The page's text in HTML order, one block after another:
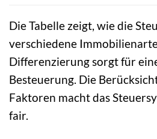
Die Tabelle zeigt, wie die
verschiedene
Differenzierung sorgt für
Besteuerung. Die
Faktoren macht das
fair.